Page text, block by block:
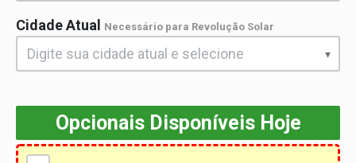
Cidade Atual Necessário para Revolução Solar
Opcionais Disponíveis Hoje